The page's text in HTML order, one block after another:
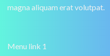
magna aliquam erat volutpat.
Menu link 1